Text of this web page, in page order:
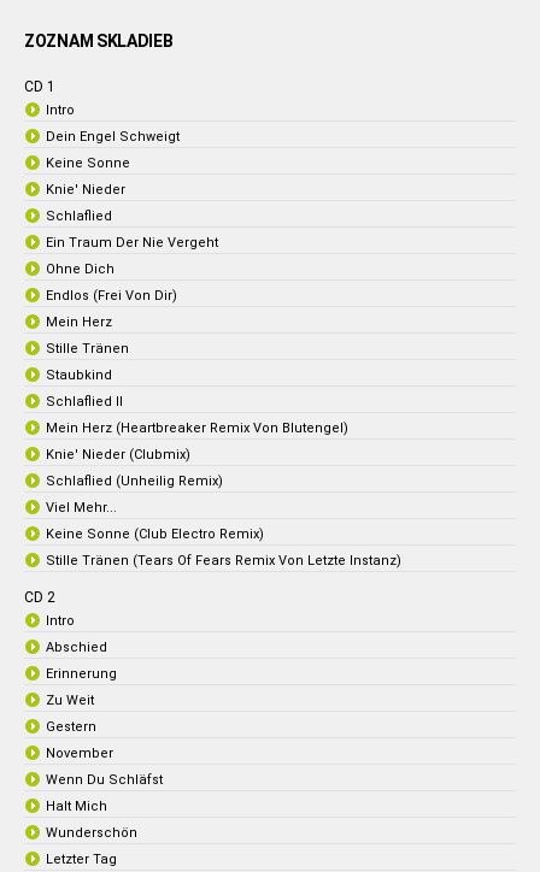
ZOZNAM SKLADIEB
CD 1
Intro
Dein Engel Schweigt
Keine Sonne
Knie' Nieder
Schlaflied
Ein Traum Der Nie Vergeht
Ohne Dich
Endlos (Frei Von Dir)
Mein Herz
Stille Tränen
Staubkind
Schlaflied II
Mein Herz (Heartbreaker Remix Von Blutengel)
Knie' Nieder (Clubmix)
Schlaflied (Unheilig Remix)
Viel Mehr...
Keine Sonne (Club Electro Remix)
Stille Tränen (Tears Of Fears Remix Von Letzte Instanz)
CD 2
Intro
Abschied
Erinnerung
Zu Weit
Gestern
November
Wenn Du Schläfst
Halt Mich
Wunderschön
Letzter Tag